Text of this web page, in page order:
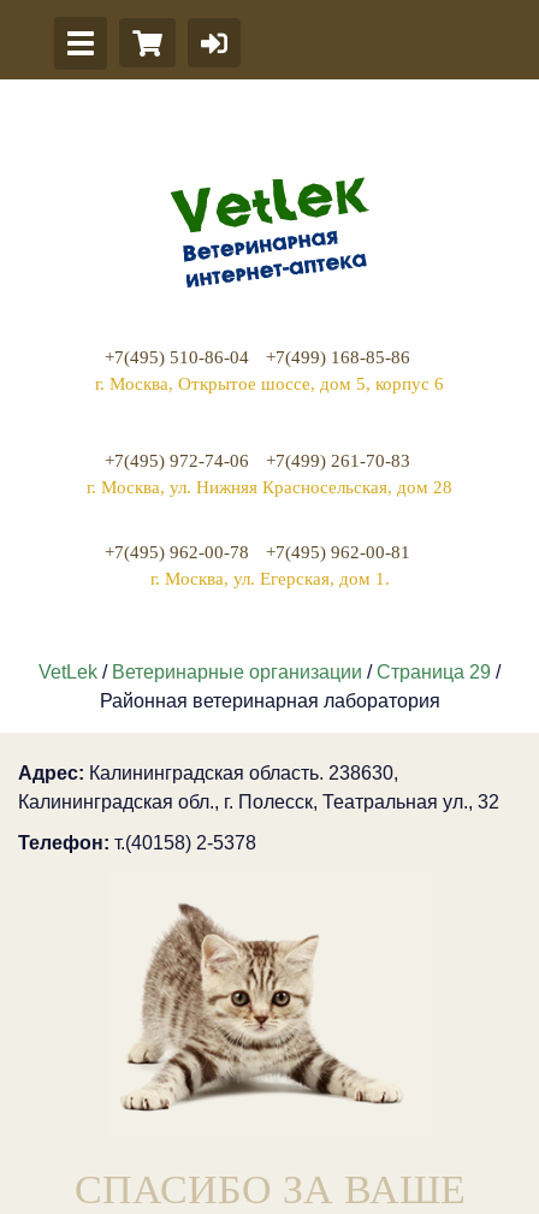
+7(495) 510-86-04
+7(499) 168-85-86
г. Москва, Открытое шоссе, дом 5, корпус 6
+7(495) 972-74-06
+7(499) 261-70-83
г. Москва, ул. Нижняя Красносельская, дом 28
+7(495) 962-00-78
+7(495) 962-00-81
г. Москва, ул. Егерская, дом 1.
VetLek / Ветеринарные организации /Страница 29 /
Районная ветеринарная лаборатория
Адрес: Калининградская область. 238630,
Калининградская обл., г. Полесск, Театральная ул., 32
Телефон: т.(40158) 2-5378
СПАСИБО ЗА ВАШЕ